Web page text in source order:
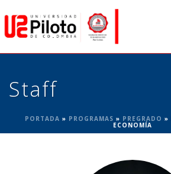
Staff
PORTADA » PROGRAMAS » PREGRADO »
ECONOMÍA